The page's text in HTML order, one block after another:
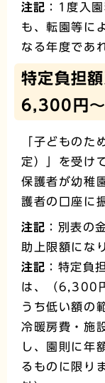
注記 ：1度入
も、転園等に
なる年度であ
特定負担
6,300円
「子どものた
定）」を受け
保護者が幼稚
護者の口座に
注記 ：別表の
助上限額にな
注記 ：特定負
は、（6,300
うち低い額の
冷暖房費・施
し、園則に年
るものに限り